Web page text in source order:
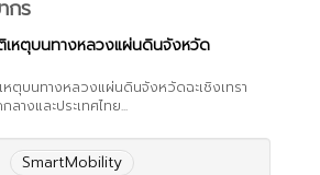
กร
เหตุบนทางหลวงแผ่นดินจังหวัด
ตุบนทางหลวงแผ่นดินจังหวัดฉะเชิงเทรา
ลางและประเทศไทย...
SmartMobility